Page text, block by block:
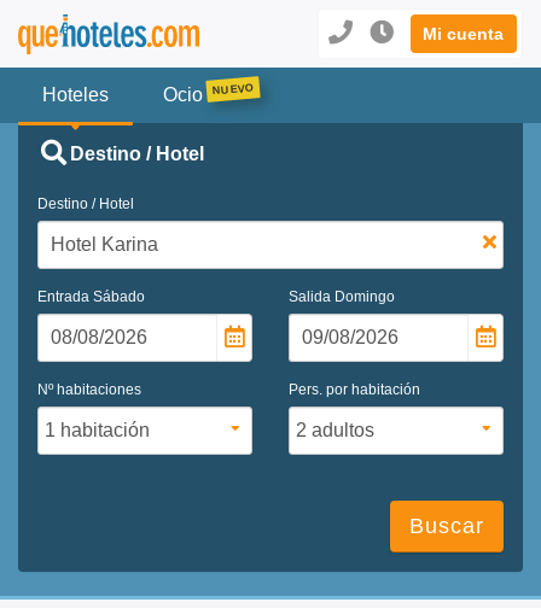
Mi cuenta
Hoteles Ocio
Destino / Hotel
Destino / Hotel
Entrada Sábado Salida Domingo
Nº habitaciones Pers. por habitación
Buscar